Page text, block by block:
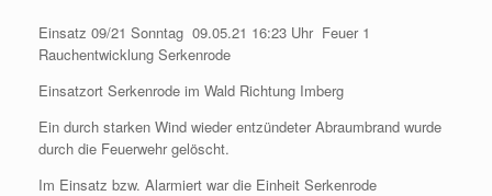
Einsatz 09/21 Sonntag 09.05.21 16:23 Uhr Feuer 1
Rauchentwicklung Serkenrode
Einsatzort Serkenrode im Wald Richtung Imberg
Ein durch starken Wind wieder entzündeter Abraumbrand wurde
durch die Feuerwehr gelöscht.
Im Einsatz bzw. Alarmiert war die Einheit Serkenrode